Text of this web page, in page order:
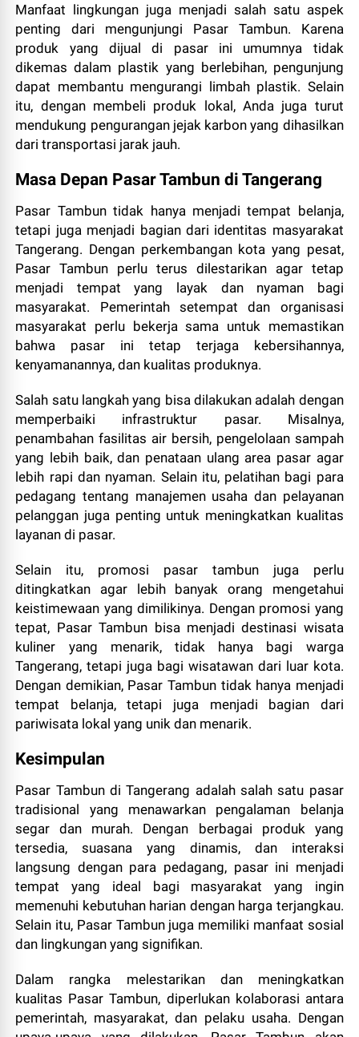
Manfaat lingkungan juga menjadi salah satu aspek
penting dari mengunjungi Pasar Tambun. Karena
produk yang dijual di pasar ini umumnya tidak
dikemas dalam plastik yang berlebihan, pengunjung
dapat membantu mengurangi limbah plastik. Selain
itu, dengan membeli produk lokal, Anda juga turut
mendukung pengurangan jejak karbon yang dihasilkan
dari transportasi jarak jauh.
Masa Depan Pasar Tambun di Tangerang
Pasar Tambun tidak hanya menjadi tempat belanja,
tetapi juga menjadi bagian dari identitas masyarakat
Tangerang. Dengan perkembangan kota yang pesat,
Pasar Tambun perlu terus dilestarikan agar tetap
menjadi tempat yang layak dan nyaman bagi
masyarakat. Pemerintah setempat dan organisasi
masyarakat perlu bekerja sama untuk memastikan
bahwa pasar ini tetap terjaga kebersihannya,
kenyamanannya, dan kualitas produknya.
Salah satu langkah yang bisa dilakukan adalah dengan
memperbaiki infrastruktur pasar. Misalnya,
penambahan fasilitas air bersih, pengelolaan sampah
yang lebih baik, dan penataan ulang area pasar agar
lebih rapi dan nyaman. Selain itu, pelatihan bagi para
pedagang tentang manajemen usaha dan pelayanan
pelanggan juga penting untuk meningkatkan kualitas
layanan di pasar.
Selain itu, promosi pasar tambun juga perlu
ditingkatkan agar lebih banyak orang mengetahui
keistimewaan yang dimilikinya. Dengan promosi yang
tepat, Pasar Tambun bisa menjadi destinasi wisata
kuliner yang menarik, tidak hanya bagi warga
Tangerang, tetapi juga bagi wisatawan dari luar kota.
Dengan demikian, Pasar Tambun tidak hanya menjadi
tempat belanja, tetapi juga menjadi bagian dari
pariwisata lokal yang unik dan menarik.
Kesimpulan
Pasar Tambun di Tangerang adalah salah satu pasar
tradisional yang menawarkan pengalaman belanja
segar dan murah. Dengan berbagai produk yang
tersedia, suasana yang dinamis, dan interaksi
langsung dengan para pedagang, pasar ini menjadi
tempat yang ideal bagi masyarakat yang ingin
memenuhi kebutuhan harian dengan harga terjangkau.
Selain itu, Pasar Tambun juga memiliki manfaat sosial
dan lingkungan yang signifikan.
Dalam rangka melestarikan dan meningkatkan
kualitas Pasar Tambun, diperlukan kolaborasi antara
pemerintah, masyarakat, dan pelaku usaha. Dengan